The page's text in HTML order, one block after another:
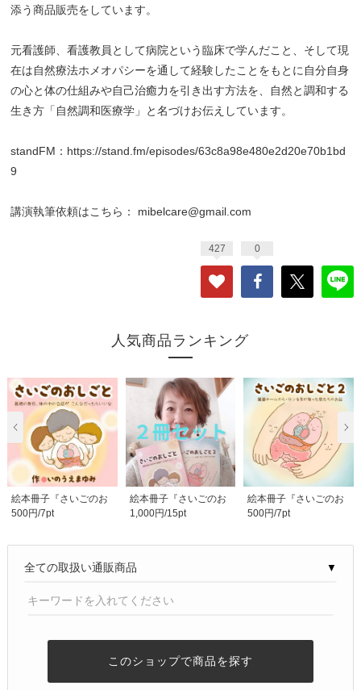
添う商品販売をしています。
元看護師、看護教員として病院という臨床で学んだこと、そして現
在は自然療法ホメオパシーを通して経験したことをもとに自分自身
の心と体の仕組みや自己治癒力を引き出す方法を、自然と調和する
生き方「自然調和医療学」と名づけお伝えしています。
standFM： https://stand.fm/episodes/63c8a98e480e2d20e70b1bd
9
講演執筆依頼はこちら： mibelcare@gmail.com
427 0
人気商品ランキング
絵本冊子『さいごのお
しごと』〜最期の数..
500円/7pt
絵本冊子『さいごのお
しごと』『さいごの..
1,000円/15pt
絵本冊子『さいごのお
しごと２』〜臓器チ..
500円/7pt
▼
このショップで商品を探す